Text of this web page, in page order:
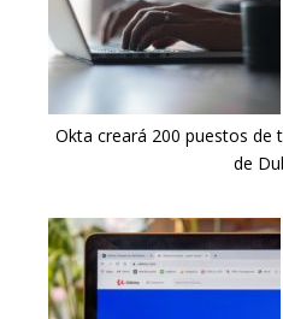
Okta creará 200 puestos de
de